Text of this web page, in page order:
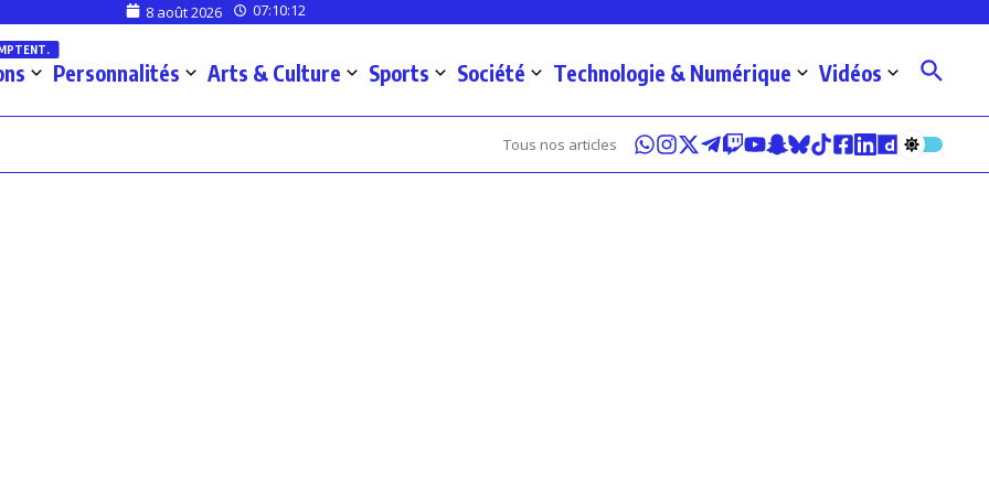
8 août 2026 07:10:12
Personnalités Arts & Culture Sports Société Technologie & Numérique Vidéos
Tous nos articles